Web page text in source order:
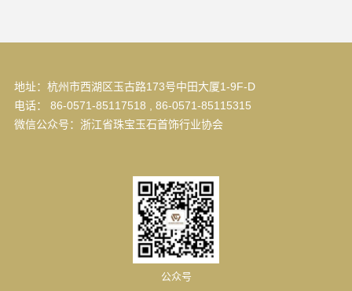
地址：杭州市西湖区玉古路173号中田大厦1-9F-D
电话： 86-0571-85117518 , 86-0571-85115315
微信公众号：浙江省珠宝玉石首饰行业协会
公众号